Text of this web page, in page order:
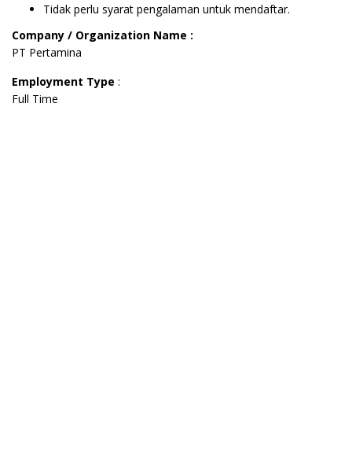
Tidak perlu syarat pengalaman untuk mendaftar.
Company / Organization Name :
PT Pertamina
Employment Type :
Full Time